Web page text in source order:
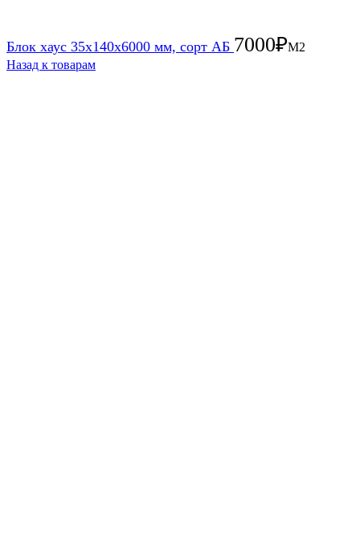
Блок хаус 35х140х6000 мм, сорт АБ 7000₽М2
Назад к товарам